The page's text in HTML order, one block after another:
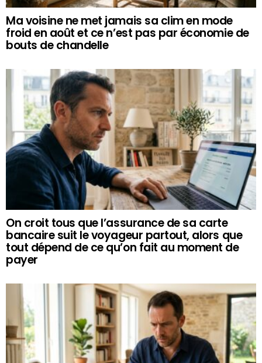
Ma voisine ne met jamais sa clim en mode
froid en août et ce n’est pas par économie de
bouts de chandelle
On croit tous que l’assurance de sa carte
bancaire suit le voyageur partout, alors que
tout dépend de ce qu’on fait au moment de
payer